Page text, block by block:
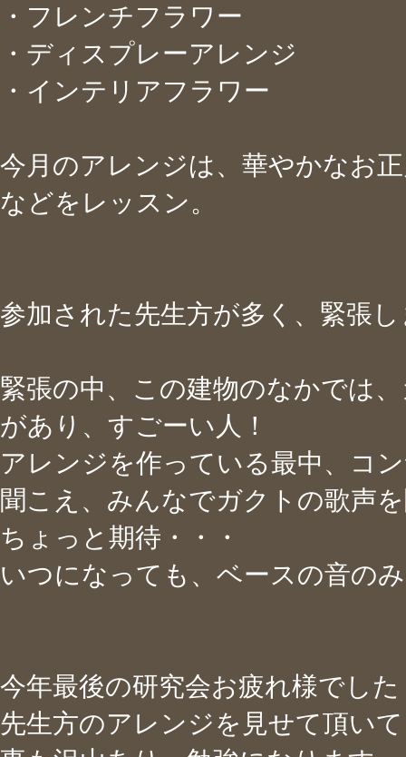
・フレンチフラワー
・ディスプレーアレンジ
・インテリアフラワー
今月のアレンジは、華やかなお
などをレッスン。
参加された先生方が多く、緊張
緊張の中、この建物のなかでは
があり、すごーい人！
アレンジを作っている最中、コ
聞こえ、みんなでガクトの歌声
ちょっと期待・・・
いつになっても、ベースの音の
今年最後の研究会お疲れ様でした
先生方のアレンジを見せて頂い